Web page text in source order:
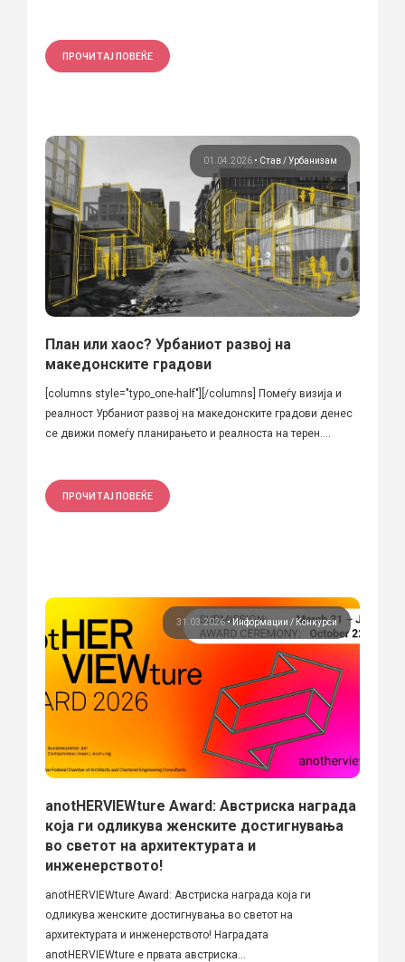
ПРОЧИТАЈ ПОВЕЌЕ
01.04.2026 • Став Урбанизам
План или хаос? Урбаниот развој на
македонските градови
[columns style="typo_one-half"][/columns] Помеѓу визија и
реалност Урбаниот развој на македонските градови денес
се движи помеѓу планирањето и реалноста на терен....
ПРОЧИТАЈ ПОВЕЌЕ
31.03.2026• Информации Конкурси
anotHERVIEWture Award: Австриска награда
која ги одликува женските достигнувања
во светот на архитектурата и
инженерството!
anotHERVIEWture Award: Австриска награда која ги
одликува женските достигнувања во светот на
архитектурата и инженерството! Наградата
anotHERVIEWture е првата австриска...